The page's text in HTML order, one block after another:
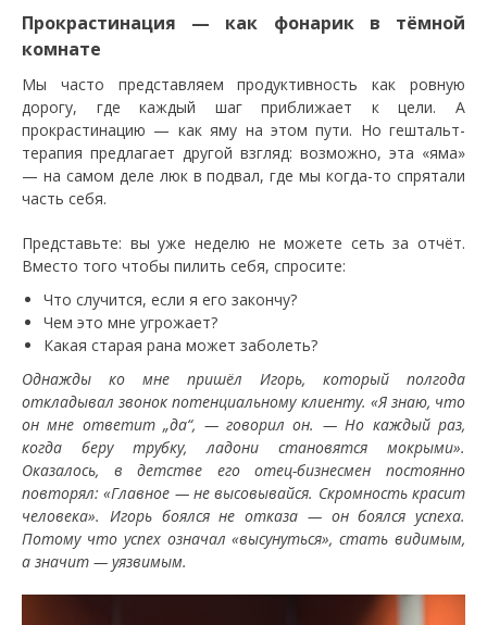
Прокрастинация — как фонарик в тёмной
комнате
Мы часто представляем продуктивность как ровную
дорогу, где каждый шаг приближает к цели. А
прокрастинацию — как яму на этом пути. Но гештальт-
терапия предлагает другой взгляд: возможно, эта «яма»
— на самом деле люк в подвал, где мы когда-то спрятали
часть себя.
Представьте: вы уже неделю не можете сеть за отчёт.
Вместо того чтобы пилить себя, спросите:
Что случится, если я его закончу?
Чем это мне угрожает?
Какая старая рана может заболеть?
Однажды ко мне пришёл Игорь, который полгода
откладывал звонок потенциальному клиенту. «Я знаю, что
он мне ответит „да“, — говорил он. — Но каждый раз,
когда беру трубку, ладони становятся мокрыми».
Оказалось, в детстве его отец-бизнесмен постоянно
повторял: «Главное — не высовывайся. Скромность красит
человека». Игорь боялся не отказа — он боялся успеха.
Потому что успех означал «высунуться», стать видимым,
а значит — уязвимым.